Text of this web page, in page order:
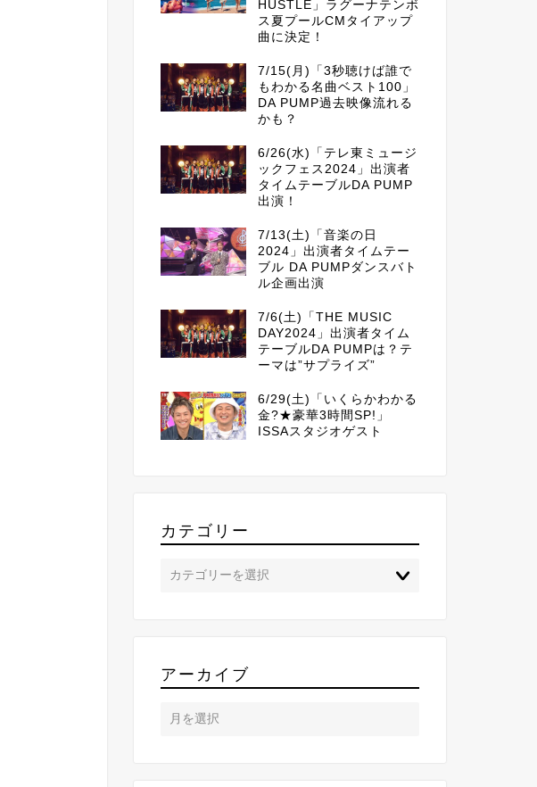
HUSTLE」ラグーナテンボ
ス夏プールCMタイアップ
曲に決定！
7/15(月)「3秒聴けば誰で
もわかる名曲ベスト100」
DA PUMP過去映像流れる
かも？
6/26(水)「テレ東ミュージ
ックフェス2024」出演者
タイムテーブルDA PUMP
出演！
7/13(土)「音楽の日
2024」出演者タイムテー
ブル DA PUMPダンスバト
ル企画出演
7/6(土)「THE MUSIC
DAY2024」出演者タイム
テーブルDA PUMPは？テ
ーマは”サプライズ”
6/29(土)「いくらかわかる
金?★豪華3時間SP!」
ISSAスタジオゲスト
カテゴリー
アーカイブ